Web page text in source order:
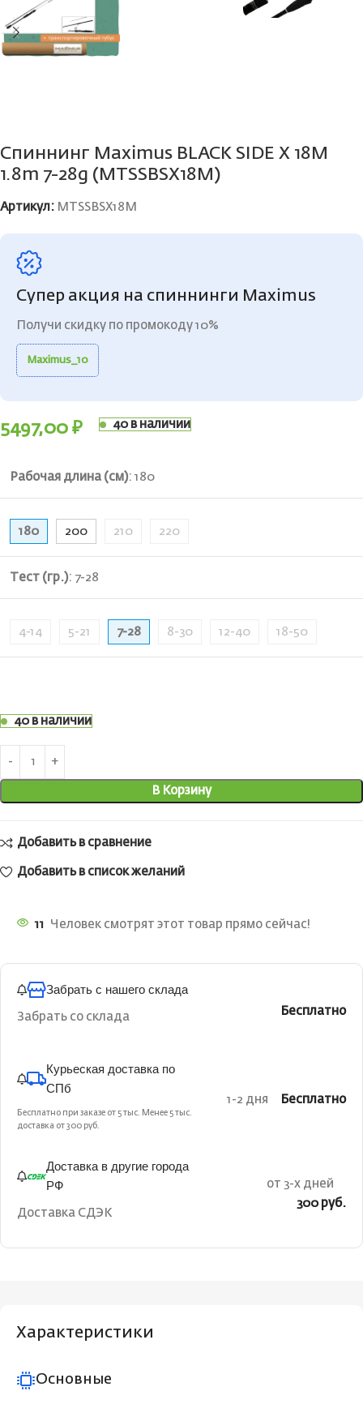
Спиннинг Maximus BLACK SIDE X 18M
1.8m 7-28g (MTSSBSX18M)
Артикул: MTSSBSX18M
Супер акция на спиннинги Maximus
Получи скидку по промокоду 10%
Maximus_10
5497,00 ₽ 40 в наличии
Рабочая длина (см): 180
180 200 210 220
Тест (гр.): 7-28
4-14 5-21 7-28 8-30 12-40 18-50
40 в наличии
В Корзину
Добавить в сравнение
Добавить в список желаний
11 Человек смотрят этот товар прямо сейчас!
Забрать с нашего склада
Забрать со склада Бесплатно
Курьеская доставка по
СПб
Бесплатно при заказе от 5 тыс. Менее 5 тыс.
доставка от 300 руб.
1-2 дня Бесплатно
Доставка в другие города
РФ
Доставка СДЭК
от 3-х дней
300 руб.
Характеристики
Основные